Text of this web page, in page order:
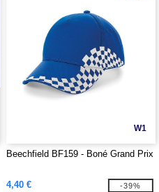
W1
Beechfield BF159 - Boné Grand Prix
4,40 € -39%